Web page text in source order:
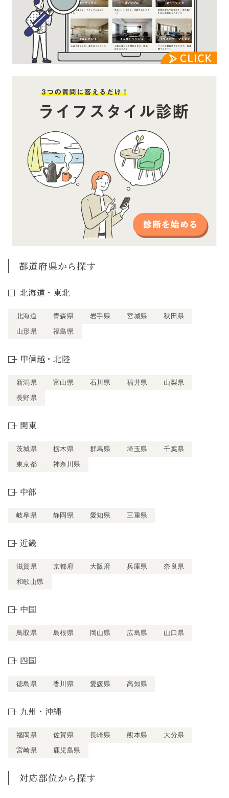
都道府県から探す
北海道・東北
北海道 青森県 岩手県 宮城県
秋田県
山形県
福島県
甲信越・北陸
新潟県 富山県 石川県 福井県
山梨県
長野県
関東
茨城県 栃木県 群馬県 埼玉県
千葉県
東京都
神奈川県
中部
岐阜県 静岡県 愛知県 三重県
近畿
滋賀県 京都府 大阪府 兵庫県
奈良県
和歌山県
中国
鳥取県 島根県 岡山県 広島県 山口県
四国
徳島県 香川県 愛媛県 高知県
九州・沖縄
福岡県 佐賀県 長崎県 熊本県
大分県
宮崎県
鹿児島県
対応部位から探す